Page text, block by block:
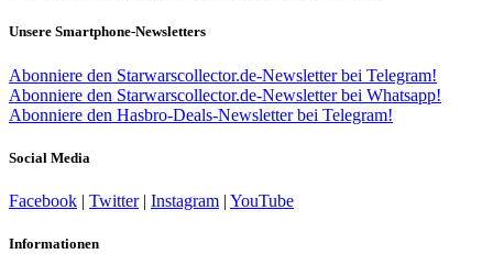
Unsere Smartphone-Newsletters
Abonniere den Starwarscollector.de-Newsletter bei Telegram!
Abonniere den Starwarscollector.de-Newsletter bei Whatsapp!
Abonniere den Hasbro-Deals-Newsletter bei Telegram!
Social Media
Facebook | Twitter| Instagram | YouTube
Informationen